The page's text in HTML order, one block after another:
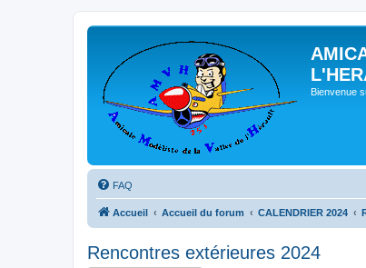
Bienvenue
FAQ
Accueil Accueil du forum CALENDRIER 2024
Rencontres extérieures 2024